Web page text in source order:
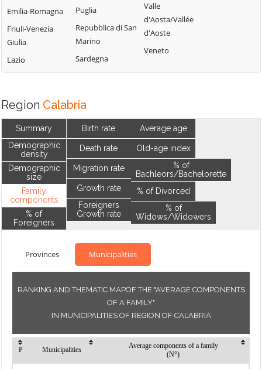
Emilia-Romagna
Friuli-Venezia
Giulia
Lazio
Puglia
Repubblica di San
Marino
Sardegna
Valle
d'Aosta/Vallée
d'Aoste
Veneto
Region Calabria
Summary
Demographic
density
Demographic
size
Family
components
% of
Foreigners
Birth rate
Death rate
Migration rate
Growth rate
Foreigners
Growth rate
Average age
Old-age index
% of
Bachleors/Bachelorette
% of Divorced
% of
Widows/Widowers
Provinces Municipalities
RANKING AND THEMATIC MAPOF THE "AVERAGE COMPONENTS
OF A FAMILY"
IN MUNICIPALITIES OF REGION OF CALABRIA
P Municipalities
Average components of a family
(N°)